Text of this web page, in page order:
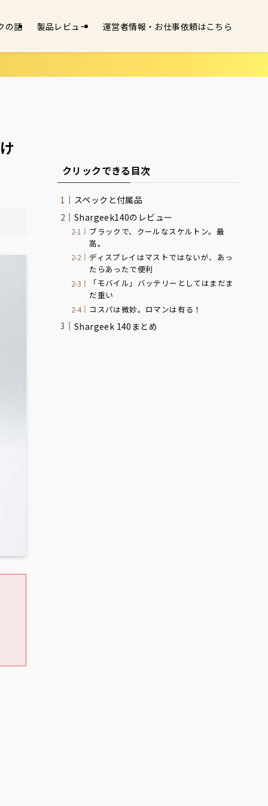
の話 製品レビュー 運営者情報・お仕事依頼はこちら
クリックできる目次
スペックと付属品
Shargeek140のレビュー
ブラックで、クールなスケルトン。最
高。
ディスプレイはマストではないが、あっ
たらあったで便利
「モバイル」バッテリーとしてはまだま
だ重い
コスパは微妙。ロマンは有る！
Shargeek 140まとめ